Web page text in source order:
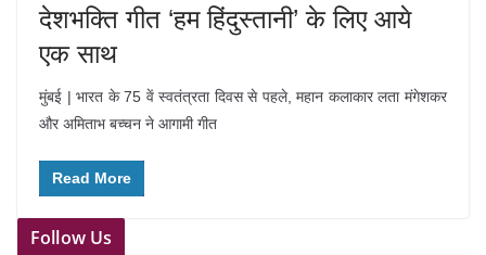
देशभक्ति गीत ‘हम हिंदुस्तानी’ के लिए आये
एक साथ
मुंबई | भारत के 75 वें स्वतंत्रता दिवस से पहले, महान कलाकार लता मंगेशकर
और अमिताभ बच्चन ने आगामी गीत
Read More
Follow Us